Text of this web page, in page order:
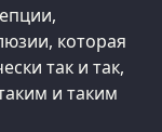
которая
так и так,
и таким